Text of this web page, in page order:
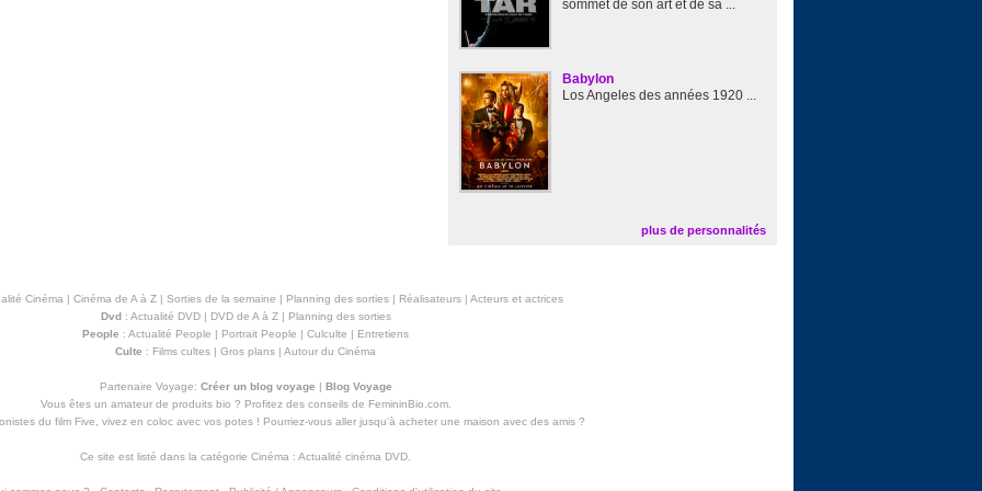
sommet de son art et de sa ...
Babylon
Los Angeles des années 1920 ...
plus de personnalités
Cinéma | Cinéma de A à Z| Sorties de la semaine | Planning des sorties| Réalisateurs| Acteurs et actrices
Dvd: Actualité DVD| DVD de A à Z| Planning des sorties
People : Actualité People | Portrait People | Culculte | Entretiens
Culte : Films cultes | Gros plans | Autour du Cinéma
Partenaire Voyage: Créer un blog voyage | Blog Voyage
Vous êtes un amateur de produits bio ? Profitez des conseils de FemininBio.com.
du film Five, vivez en coloc avec vos potes ! Pourriez-vous aller jusqu'à acheter une maison avec des amis?
Ce site est listé dans la catégorie Cinéma : Actualité cinéma DVD